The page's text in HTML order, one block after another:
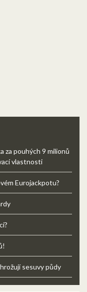
za pouhých 9 milionů
vlastnosti
Eurojackpotu?
sesuvy půdy